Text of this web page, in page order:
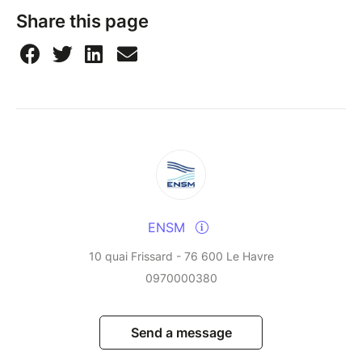
Share this page
ENSM
10 quai Frissard - 76 600 Le Havre
0970000380
Send a message